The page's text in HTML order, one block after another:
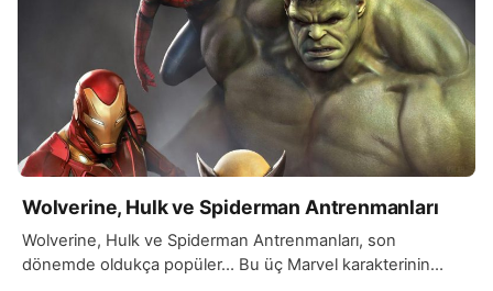
Wolverine, Hulk ve Spiderman Antrenmanları
Wolverine, Hulk ve Spiderman Antrenmanları, son
dönemde oldukça popüler… Bu üç Marvel karakterinin